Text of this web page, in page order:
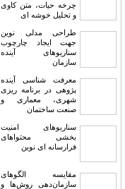
چرخه حیات، متن کاوی
و تحلیل خوشه ای
طراحی مدلی نوین
جهت ایجاد چارچوب
سناریوهای آینده
سازمان
معرفت شناسی آینده
پژوهی در برنامه ریزی
شهری، معماری و
صنعت ساختمان
سناریوهای امنیت
بخشی محتواهای
فرارسانه ای نوین
مقایسه‏ الگوهای
سازمان‌دهی روش‌ها و